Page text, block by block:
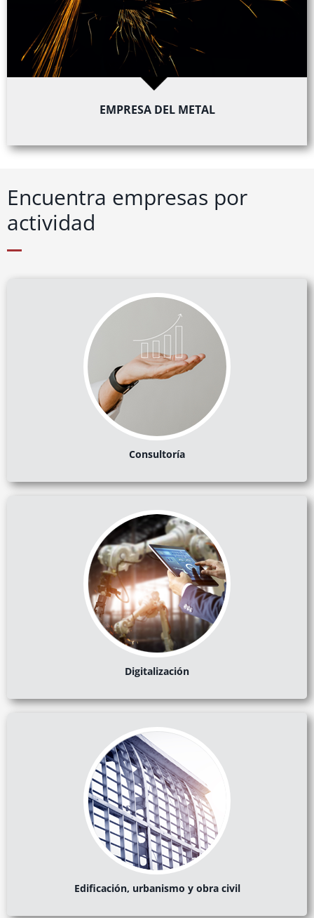
EMPRESA DEL METAL
Encuentra empresas por
actividad
Consultoría
Digitalización
Edificación, urbanismo y obra civil